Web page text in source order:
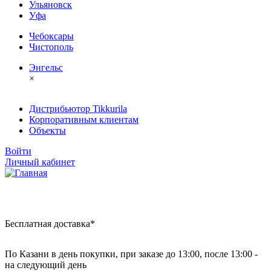
Ульяновск
Уфа
Чебоксары
Чистополь
Энгельс
×
Дистрибьютор Tikkurila
Корпоративным клиентам
Объекты
Войти
Личный кабинет
Бесплатная доставка*
По Казани в день покупки, при заказе до 13:00, после 13:00 -
на следующий день